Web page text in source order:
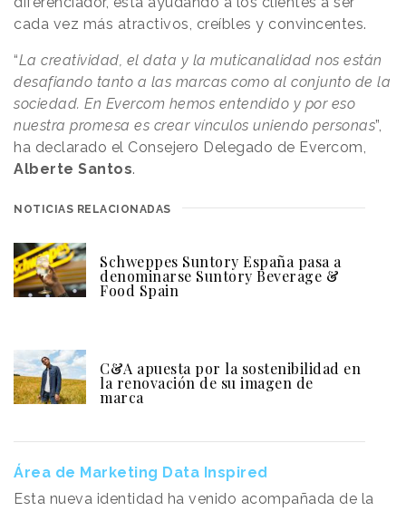
cada vez más atractivos, creíbles y convincentes.
“La creatividad, el data y la muticanalidad nos están
desafiando tanto a las marcas como al conjunto de la
sociedad. En Evercom hemos entendido y por eso
nuestra promesa es crear vínculos uniendo personas”,
ha declarado el Consejero Delegado de Evercom,
Alberte Santos.
NOTICIAS RELACIONADAS
Schweppes Suntory España pasa a
denominarse Suntory Beverage &
Food Spain
C&A apuesta por la sostenibilidad en
la renovación de su imagen de
marca
Área de Marketing Data Inspired
Esta nueva identidad ha venido acompañada de la